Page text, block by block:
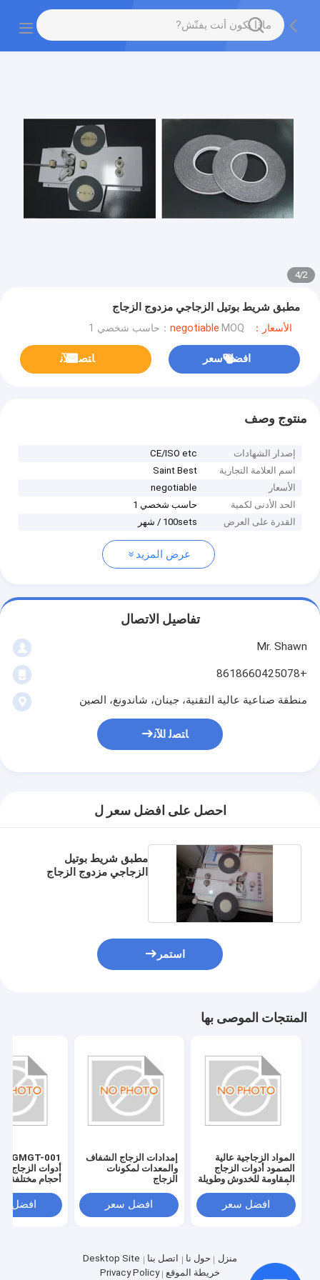
2
/
4
مطبق شريط بوتيل الزجاجي مزدوج الزجاج
الأسعار：negotiable MOQ：حاسب شخصي 1
افضل سعر ﺎﺘﺼﻟ ﺍﻶﻧ
منتوج وصف
إصدار الشهادات
CE/ISO etc
اسم العلامة التجارية
Saint Best
الأسعار
negotiable
الحد الأدنى لكمية
حاسب شخصي 1
القدرة على العرض
100sets / شهر
عرض المزيد
تفاصيل الاتصال
Mr. Shawn
+8618660425078
منطقة صناعية عالية التقنية، جينان، شاندونغ، الصين
ﺎﺘﺼﻟ ﺍﻶﻧ
احصل على افضل سعر ل
مطبق شريط بوتيل
الزجاجي مزدوج الزجاج
استمر
المنتجات الموصى بها
المواد الزجاجية عالية
الصمود أدوات الزجاج
المقاومة للخدوش وطويلة
افضل سعر
إمدادات الزجاج الشفاف
والمعدات لمكونات
الزجاج
افضل سعر
أدوات الزجاج
أحجام مختلفة
افضل
منزل حول نا اتصل بنا
Desktop Site
خريطة الموقع
Privacy Policy